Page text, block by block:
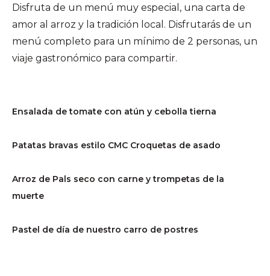
Disfruta de un menú muy especial, una carta de
amor al arroz y la tradición local. Disfrutarás de un
menú completo para un mínimo de 2 personas, un
viaje gastronómico para compartir.
Ensalada de tomate con atún y cebolla tierna
Patatas bravas estilo CMC Croquetas de asado
Arroz de Pals seco con carne y trompetas de la
muerte
Pastel de día de nuestro carro de postres